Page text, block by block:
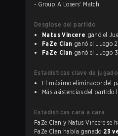
- Group A Losers' Match.
Desglose del partido
Natus Vincere
FaZe Clan
FaZe Clan
Estadísticas clave de
El máximo eliminador del
Más asistencias del partido
Estadísticas cara a cara
FaZe Clan había ganado 23